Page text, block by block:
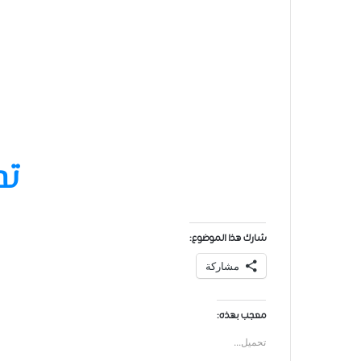
شارك هذا الموضوع:
مشاركة
معجب بهذه:
تحميل...